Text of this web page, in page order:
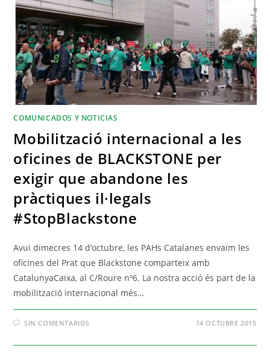
COMUNICADOS Y NOTICIAS
Mobilització internacional a les
oficines de BLACKSTONE per
exigir que abandone les
pràctiques il·legals
#StopBlackstone
Avui dimecres 14 d’octubre, les PAHs Catalanes envaïm les
oficines del Prat que Blackstone comparteix amb
CatalunyaCaixa, al C/Roure nº6. La nostra acció és part de la
mobilització internacional més…
SIN COMENTARIOS 14 OCTUBRE 2015